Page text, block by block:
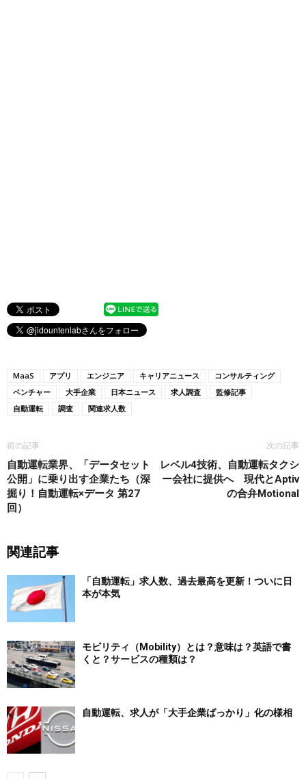
MaaS アプリ エンジニア キャリアニュース
コンサルティング
ベンチャー
大手企業 日本ニュース 求人調査
監修記事
自動運転
調査 関連求人数
前の記事
自動運転業界、「データセット
公開」に乗り出す企業たち（深
掘り！自動運転×データ 第27
回）
次の記事
レベル4技術、自動運転タクシ
ー会社に提供へ 現代とAptiv
の合弁Motional
関連記事
「自動運転」求人数、過去最高を更新！ついに日
本が本気
モビリティ（Mobility）とは？意味は？英語で書
くと？サービスの種類は？
自動運転、求人が「大手企業ばっかり」化の様相